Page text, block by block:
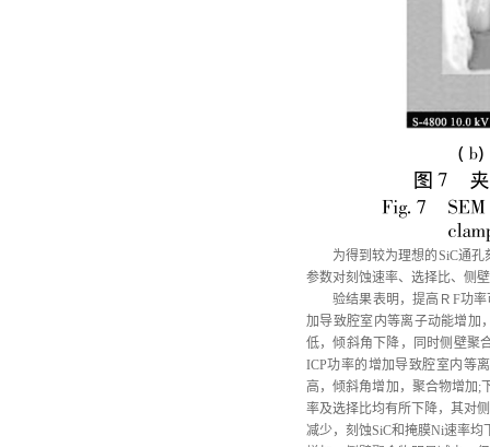
为得到较为理想的SiC通孔
参数对刻蚀速率、选择比、侧
验结果表明，提高Ｒ F功
加导致腔室内等离子动能增加
低，倾斜角下降，同时侧壁聚
ICP功率的增加导致腔室内等
高，倾斜角增加，聚合物增加;
率及选择比均有所下降，其对
减少，刻蚀SiC和掩膜Ni速率均